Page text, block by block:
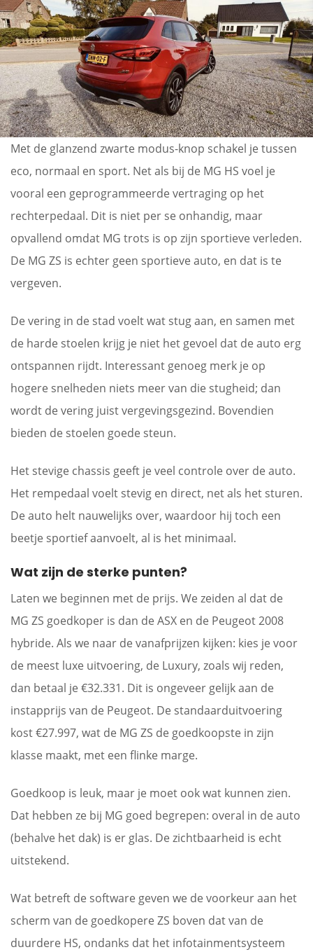
Met de glanzend zwarte modus-knop schakel je tussen
eco, normaal en sport. Net als bij de MG HS voel je
vooral een geprogrammeerde vertraging op het
rechterpedaal. Dit is niet per se onhandig, maar
opvallend omdat MG trots is op zijn sportieve verleden.
De MG ZS is echter geen sportieve auto, en dat is te
vergeven.
De vering in de stad voelt wat stug aan, en samen met
de harde stoelen krijg je niet het gevoel dat de auto erg
ontspannen rijdt. Interessant genoeg merk je op
hogere snelheden niets meer van die stugheid; dan
wordt de vering juist vergevingsgezind. Bovendien
bieden de stoelen goede steun.
Het stevige chassis geeft je veel controle over de auto.
Het rempedaal voelt stevig en direct, net als het sturen.
De auto helt nauwelijks over, waardoor hij toch een
beetje sportief aanvoelt, al is het minimaal.
Wat zijn de sterke punten?
Laten we beginnen met de prijs. We zeiden al dat de
MG ZS goedkoper is dan de ASX en de Peugeot 2008
hybride. Als we naar de vanafprijzen kijken: kies je voor
de meest luxe uitvoering, de Luxury, zoals wij reden,
dan betaal je €32.331. Dit is ongeveer gelijk aan de
instapprijs van de Peugeot. De standaarduitvoering
kost €27.997, wat de MG ZS de goedkoopste in zijn
klasse maakt, met een flinke marge.
Goedkoop is leuk, maar je moet ook wat kunnen zien.
Dat hebben ze bij MG goed begrepen: overal in de auto
(behalve het dak) is er glas. De zichtbaarheid is echt
uitstekend.
Wat betreft de software geven we de voorkeur aan het
scherm van de goedkopere ZS boven dat van de
duurdere HS, ondanks dat het infotainmentsysteem